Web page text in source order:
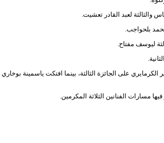
والثالثة لعبد القادر تعشيت.
بلحواجب.
ليوسف مفتاح.
على الجائزة الثالثة، بينما افتكت ياسمينة بوخاري
الفنانين الثلاثة المكرمين.